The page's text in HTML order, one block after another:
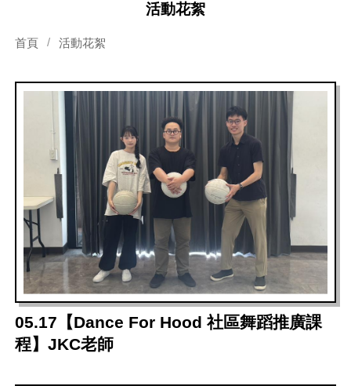
活動花絮
首頁 活動花絮
05.17【Dance For Hood 社區舞蹈推廣課
程】JKC老師